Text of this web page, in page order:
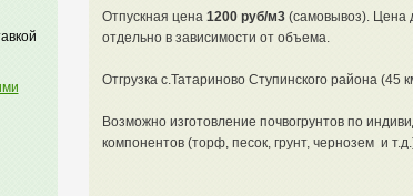
Отпускная цена 1200 руб/м3(самовывоз). Цена
отдельно в зависимости от объема.
Отгрузка с.Татариново Ступинского района (45
Возможно изготовление почвогрунтов по
компонентов (торф, песок, грунт, чернозем и